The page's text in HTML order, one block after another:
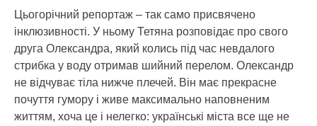
Цьогорічний репортаж – так само присвячено
інклюзивності. У ньому Тетяна розповідає про свого
друга Олександра, який колись під час невдалого
стрибка у воду отримав шийний перелом. Олександр
не відчуває тіла нижче плечей. Він має прекрасне
почуття гумору і живе максимально наповненим
життям, хоча це і нелегко: українські міста все ще не